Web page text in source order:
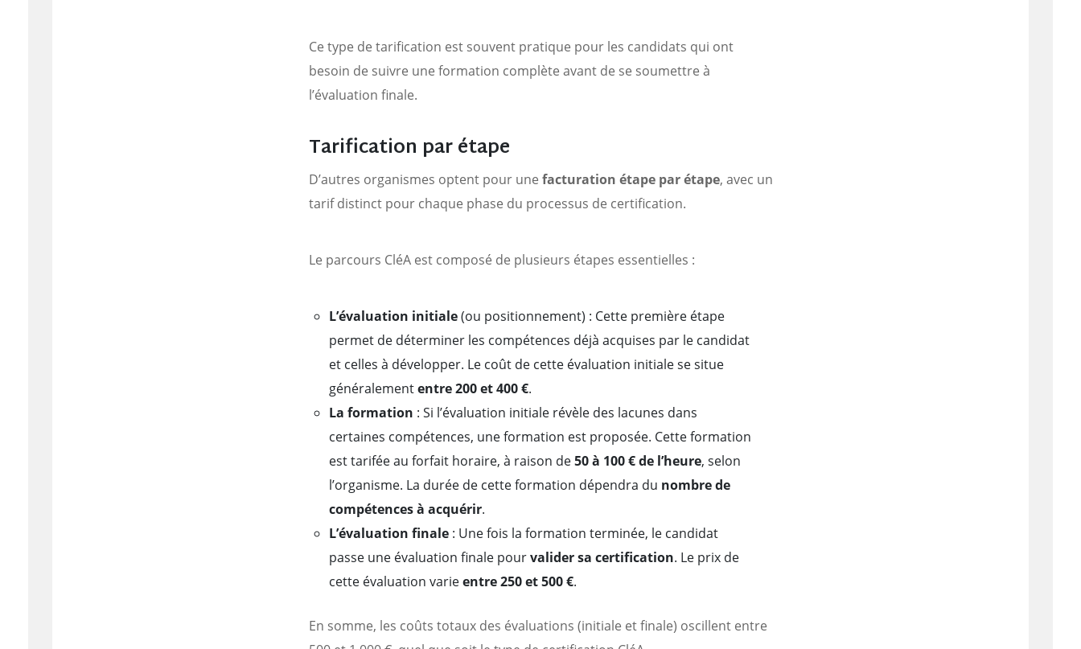
Ce type de tarification est souvent pratique pour les candidats qui ont
besoin de suivre une formation complète avant de se soumettre à
l’évaluation finale.
Tarification par étape
D’autres organismes optent pour une facturation étape par étape, avec un
tarif distinct pour chaque phase du processus de certification.
Le parcours CléA est composé de plusieurs étapes essentielles :
L’évaluation initiale(ou positionnement) : Cette première étape
permet de déterminer les compétences déjà acquises par le candidat
et celles à développer. Le coût de cette évaluation initiale se situe
généralemententre 200 et 400 €.
La formation : Si l’évaluation initiale révèle des lacunes dans
certaines compétences, une formation est proposée. Cette formation
est tarifée au forfait horaire, à raison de50 à 100 € de l’heure, selon
l’organisme. La durée de cette formation dépendra du nombre de
compétences à acquérir.
L’évaluation finale: Une fois la formation terminée, le candidat
passe une évaluation finale pourvalider sa certification. Le prix de
cette évaluation varieentre 250 et 500 €.
En somme, les coûts totaux des évaluations (initiale et finale) oscillent entre